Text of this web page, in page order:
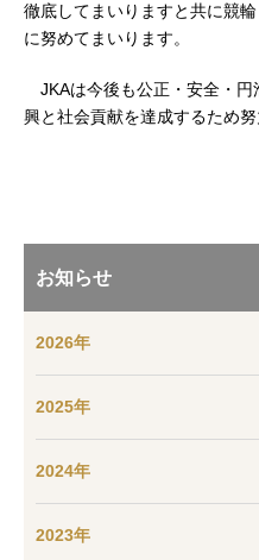
徹底してまいりますと共に競
に努めてまいります。
JKAは今後も公正・安全・円
興と社会貢献を達成するため努
お知らせ
2026年
2025年
2024年
2023年